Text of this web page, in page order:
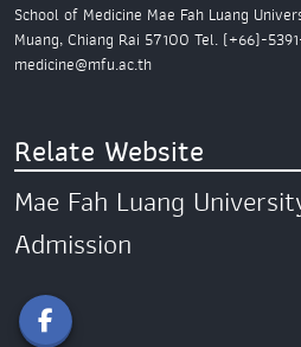
School of Medicine Mae Fah Luang
Muang,Chiang Rai 57100 Tel. (+66)-
medicine@mfu.ac.th
Relate Website
Mae Fah Luang
Admission